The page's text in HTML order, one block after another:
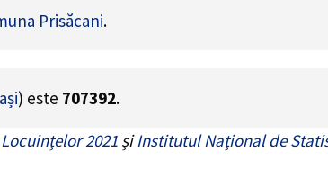
Prisăcani.
) este 707392.
2021 șiInstitutul Național de